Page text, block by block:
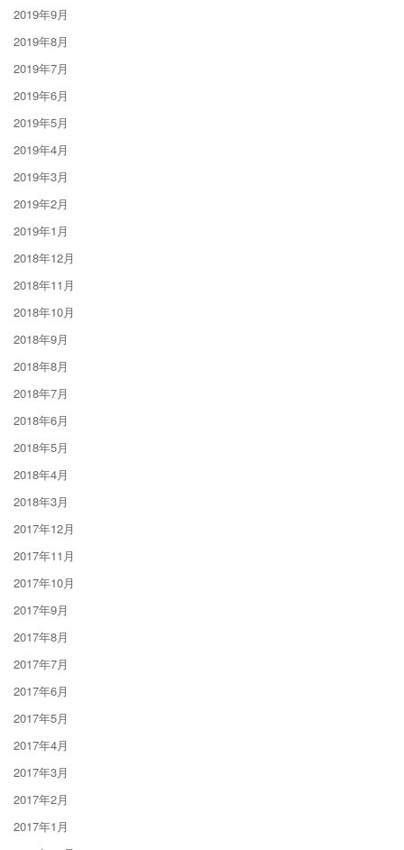
2019年9月
2019年8月
2019年7月
2019年6月
2019年5月
2019年4月
2019年3月
2019年2月
2019年1月
2018年12月
2018年11月
2018年10月
2018年9月
2018年8月
2018年7月
2018年6月
2018年5月
2018年4月
2018年3月
2017年12月
2017年11月
2017年10月
2017年9月
2017年8月
2017年7月
2017年6月
2017年5月
2017年4月
2017年3月
2017年2月
2017年1月